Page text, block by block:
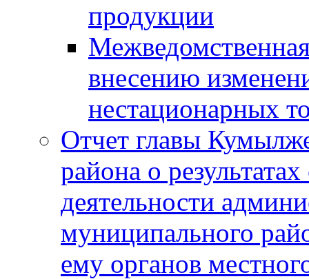
продукции
внесению
нестационарных
Отчет главы
района о
деятельности
муниципального
ему органов